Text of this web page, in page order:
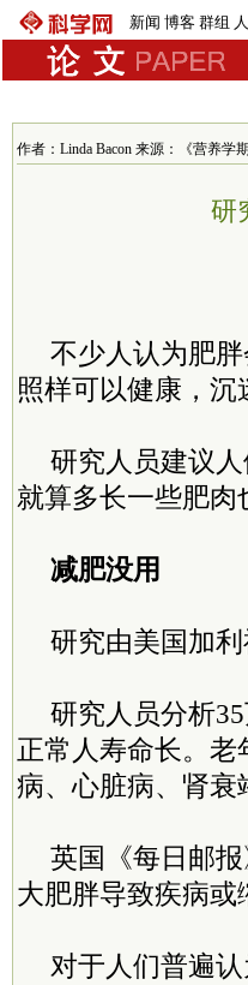
新闻 博客 群组
作者：Linda Bacon 来源：《营养学
研
不少人认为肥
照样可以健康，
研究人员建议
就算多长一些肥肉
减肥没用
研究由美国加
研究人员分析
正常人寿命长。
病、心脏病、肾衰
英国《每日邮
大肥胖导致疾病或
对于人们普遍